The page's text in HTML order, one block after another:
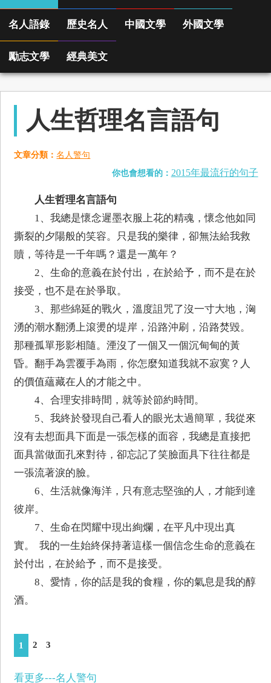
名人語錄 歷史名人 中國文學 外國文學
勵志文學 經典美文
人生哲理名言語句
文章分類：名人警句
你也會想看的： 2015年最流行的句子
人生哲理名言語句
1、我總是懷念遲墨衣服上花的精魂，懷念他如同
撕裂的夕陽般的笑容。只是我的樂律，卻無法給我救
贖，等待是一千年嗎？還是一萬年？
2、生命的意義在於付出，在於給予，而不是在於
接受，也不是在於爭取。
3、那些綿延的戰火，溫度詛咒了沒一寸大地，洶
湧的潮水翻湧上滾燙的堤岸，沿路沖刷，沿路焚毀。
那種孤單形影相隨。湮沒了一個又一個沉甸甸的黃
昏。翻手為雲覆手為雨，你怎麼知道我就不寂寞？人
的價值蘊藏在人的才能之中。
4、合理安排時間，就等於節約時間。
5、我終於發現自己看人的眼光太過簡單，我從來
沒有去想面具下面是一張怎樣的面容，我總是直接把
面具當做面孔來對待，卻忘記了笑臉面具下往往都是
一張流著淚的臉。
6、生活就像海洋，只有意志堅強的人，才能到達
彼岸。
7、生命在閃耀中現出絢爛，在平凡中現出真
實。 我的一生始終保持著這樣一個信念生命的意義在
於付出，在於給予，而不是接受。
8、愛情，你的話是我的食糧，你的氣息是我的醇
酒。
1 2 3
看更多---名人警句